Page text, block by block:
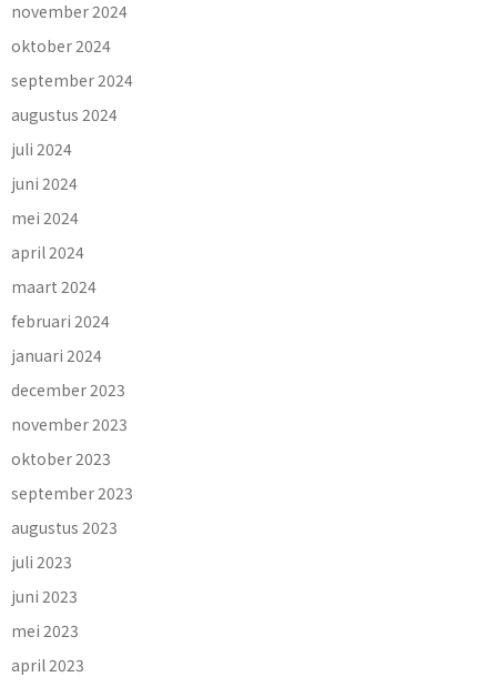
november 2024
oktober 2024
september 2024
augustus 2024
juli 2024
juni 2024
mei 2024
april 2024
maart 2024
februari 2024
januari 2024
december 2023
november 2023
oktober 2023
september 2023
augustus 2023
juli 2023
juni 2023
mei 2023
april 2023